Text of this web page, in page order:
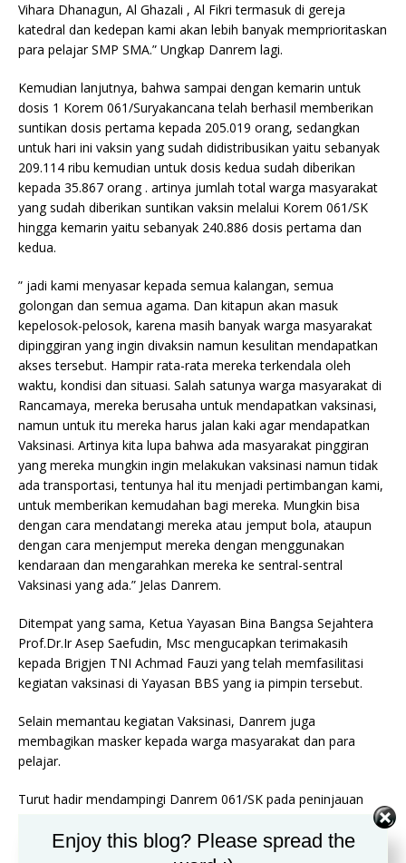
Vihara Dhanagun, Al Ghazali , Al Fikri termasuk di gereja
katedral dan kedepan kami akan lebih banyak memprioritaskan
para pelajar SMP SMA.” Ungkap Danrem lagi.
Kemudian lanjutnya, bahwa sampai dengan kemarin untuk
dosis 1 Korem 061/Suryakancana telah berhasil memberikan
suntikan dosis pertama kepada 205.019 orang, sedangkan
untuk hari ini vaksin yang sudah didistribusikan yaitu sebanyak
209.114 ribu kemudian untuk dosis kedua sudah diberikan
kepada 35.867 orang . artinya jumlah total warga masyarakat
yang sudah diberikan suntikan vaksin melalui Korem 061/SK
hingga kemarin yaitu sebanyak 240.886 dosis pertama dan
kedua.
” jadi kami menyasar kepada semua kalangan, semua
golongan dan semua agama. Dan kitapun akan masuk
kepelosok-pelosok, karena masih banyak warga masyarakat
dipinggiran yang ingin divaksin namun kesulitan mendapatkan
akses tersebut. Hampir rata-rata mereka terkendala oleh
waktu, kondisi dan situasi. Salah satunya warga masyarakat di
Rancamaya, mereka berusaha untuk mendapatkan vaksinasi,
namun untuk itu mereka harus jalan kaki agar mendapatkan
Vaksinasi. Artinya kita lupa bahwa ada masyarakat pinggiran
yang mereka mungkin ingin melakukan vaksinasi namun tidak
ada transportasi, tentunya hal itu menjadi pertimbangan kami,
untuk memberikan kemudahan bagi mereka. Mungkin bisa
dengan cara mendatangi mereka atau jemput bola, ataupun
dengan cara menjemput mereka dengan menggunakan
kendaraan dan mengarahkan mereka ke sentral-sentral
Vaksinasi yang ada.” Jelas Danrem.
Ditempat yang sama, Ketua Yayasan Bina Bangsa Sejahtera
Prof.Dr.Ir Asep Saefudin, Msc mengucapkan terimakasih
kepada Brigjen TNI Achmad Fauzi yang telah memfasilitasi
kegiatan vaksinasi di Yayasan BBS yang ia pimpin tersebut.
Selain memantau kegiatan Vaksinasi, Danrem juga
membagikan masker kepada warga masyarakat dan para
pelajar.
Turut hadir mendampingi Danrem 061/SK pada peninjauan
Bogor, Kasiops Rem 061/SK, Danramil Bogor Barat, Danramil
Bogor Selatan, Panitia Binmas Polsek Bogor Barat, Camat
Enjoy this blog? Please spread the